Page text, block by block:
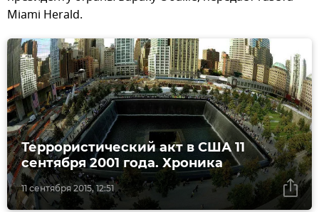
Miami Herald.
11 сентября 2015, 12:51
Террористический акт в США 11
сентября 2001 года. Хроника